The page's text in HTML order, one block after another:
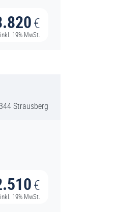
€
inkl. 19% MwSt.
Strausberg
€
inkl. 19% MwSt.